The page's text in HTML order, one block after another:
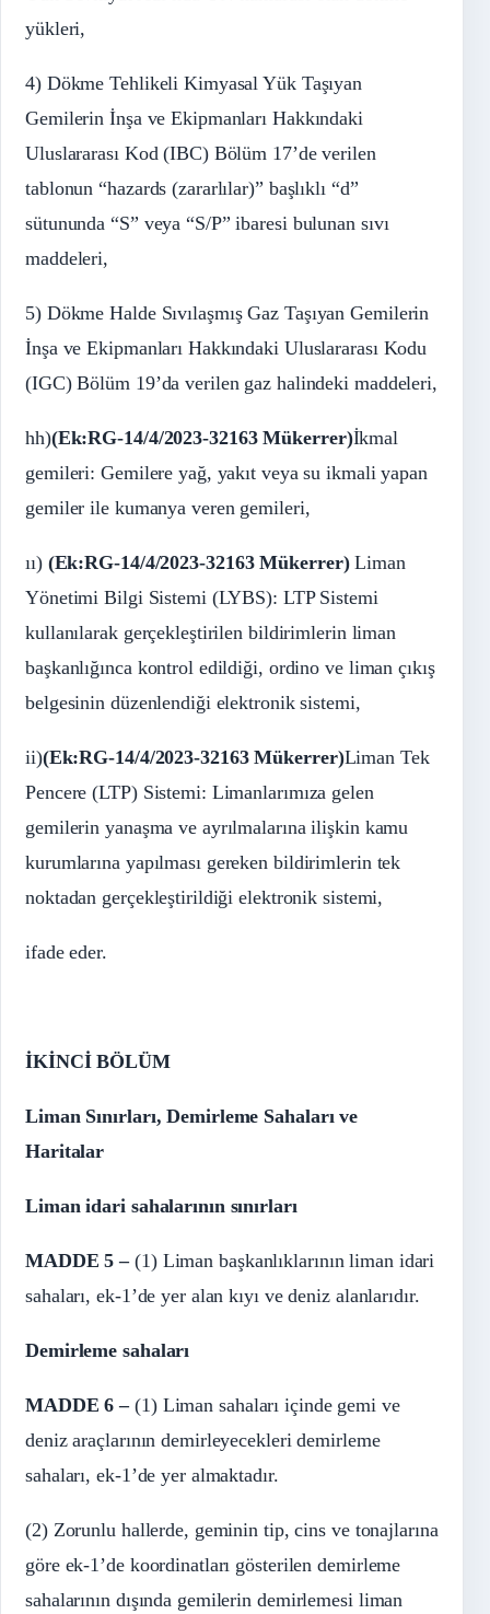
yükleri,
4) Dökme Tehlikeli Kimyasal Yük Taşıyan
Gemilerin İnşa ve Ekipmanları Hakkındaki
Uluslararası Kod (IBC) Bölüm 17’de verilen
tablonun “hazards (zararlılar)” başlıklı “d”
sütununda “S” veya “S/P” ibaresi bulunan sıvı
maddeleri,
5) Dökme Halde Sıvılaşmış Gaz Taşıyan Gemilerin
İnşa ve Ekipmanları Hakkındaki Uluslararası Kodu
(IGC) Bölüm 19’da verilen gaz halindeki maddeleri,
hh)(Ek:RG-14/4/2023-32163 Mükerrer)İkmal
gemileri: Gemilere yağ, yakıt veya su ikmali yapan
gemiler ile kumanya veren gemileri,
ıı)(Ek:RG-14/4/2023-32163 Mükerrer)Liman
Yönetimi Bilgi Sistemi (LYBS): LTP Sistemi
kullanılarak gerçekleştirilen bildirimlerin liman
başkanlığınca kontrol edildiği, ordino ve liman çıkış
belgesinin düzenlendiği elektronik sistemi,
ii)(Ek:RG-14/4/2023-32163 Mükerrer)Liman Tek
Pencere (LTP) Sistemi: Limanlarımıza gelen
gemilerin yanaşma ve ayrılmalarına ilişkin kamu
kurumlarına yapılması gereken bildirimlerin tek
noktadan gerçekleştirildiği elektronik sistemi,
ifade eder.
İKİNCİ BÖLÜM
Liman Sınırları, Demirleme Sahaları ve
Haritalar
Liman idari sahalarının sınırları
MADDE 5 –(1) Liman başkanlıklarının liman idari
sahaları, ek-1’de yer alan kıyı ve deniz alanlarıdır.
Demirleme sahaları
MADDE 6 –(1) Liman sahaları içinde gemi ve
deniz araçlarının demirleyecekleri demirleme
sahaları, ek-1’de yer almaktadır.
(2) Zorunlu hallerde, geminin tip, cins ve tonajlarına
göre ek-1’de koordinatları gösterilen demirleme
sahalarının dışında gemilerin demirlemesi liman